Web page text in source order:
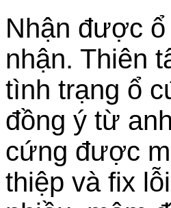
Nhận được
nhận. Thiên
tình trạng ổ
đồng ý từ
cứng được
thiệp và fix